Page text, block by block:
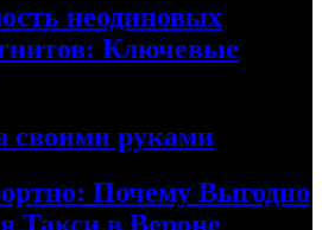
неодиновых
Ключевые
своими руками
Почему Выгодно